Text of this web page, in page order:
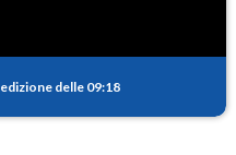
edizione delle 09:18